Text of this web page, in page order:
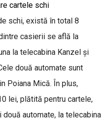
cartele schi
schi, există în total 8
casierii se află la
la telecabina Kanzel și
două automate sunt
Poiana Mică. În plus,
lei, plătită pentru cartele,
automate, la telecabina